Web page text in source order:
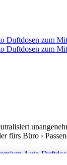
fürs Büro ›